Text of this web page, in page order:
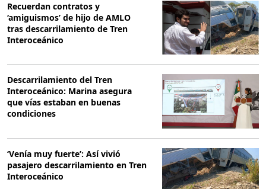
Recuerdan contratos y
‘amiguismos’ de hijo de AMLO
tras descarrilamiento de Tren
Interoceánico
Descarrilamiento del Tren
Interoceánico: Marina asegura
que vías estaban en buenas
condiciones
‘Venía muy fuerte’: Así vivió
pasajero descarrilamiento en Tren
Interoceánico